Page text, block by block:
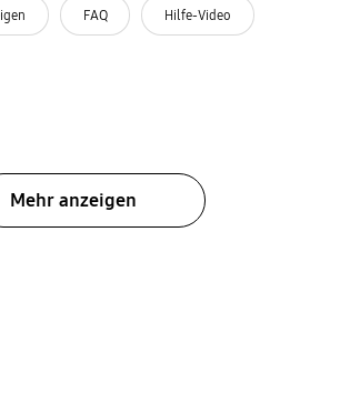
FAQ Hilfe-Video
Mehr anzeigen